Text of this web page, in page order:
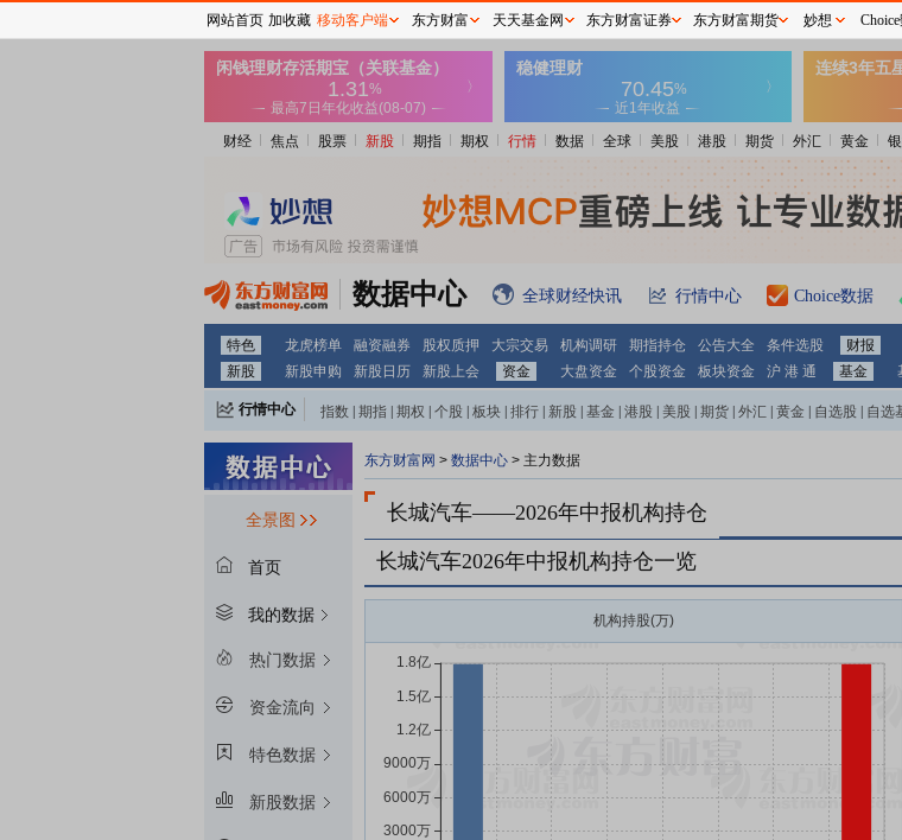
财经 焦点 股票 新股 期指 期权 行情 数据 全球 美股 港股 期货 外汇 黄金
数据中心 全球财经快讯 行情中心 Choice数据
特色 龙虎榜单 融资融券 股权质押 大宗交易 机构调研 期指持仓 公告大全 条件选股 财报
新股
新股申购 新股日历 新股上会 资金 大盘资金 个股资金 板块资金 沪 港 通 基金
行情中心 指数 期指 期权 个股 板块 排行 新股 基金 港股 美股 期货 外汇 黄金 自选股 自选
全景图
首页
我的数据
热门数据
资金流向
特色数据
新股数据
东方财富网 > 数据中心 > 主力数据
长城汽车——2026年中报机构持仓
长城汽车2026年中报机构持仓一览
机构持股(万)
网站首页 加收藏 移动客户端 东方财富 天天基金网 东方财富证券 东方财富期货 妙想